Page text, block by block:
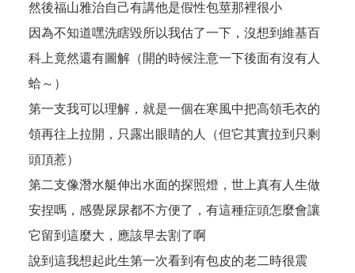
然後福山雅治自己有講他是假性包莖那裡很小
因為不知道嘿洗瞎毀所以我估了一下，沒想到維基百
科上竟然還有圖解（開的時候注意一下後面有沒有人
蛤～）
第一支我可以理解，就是一個在寒風中把高領毛衣的
領再往上拉開，只露出眼睛的人（但它其實拉到只剩
頭頂惹）
第二支像潛水艇伸出水面的探照燈，世上真有人生做
安捏嗎，感覺尿尿都不方便了，有這種症頭怎麼會讓
它留到這麼大，應該早去割了啊
說到這我想起此生第一次看到有包皮的老二時很震